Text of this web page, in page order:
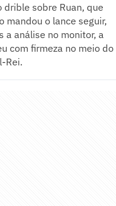
sobre Ruan, que
o lance seguir,
a análise no monitor, a
com firmeza no meio do
Rei.